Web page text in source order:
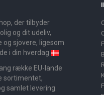
der tilbyder
og dit udeliv,
sjovere, ligesom
i din hverdag
række EU-lande
sortimentet,
samlet levering.